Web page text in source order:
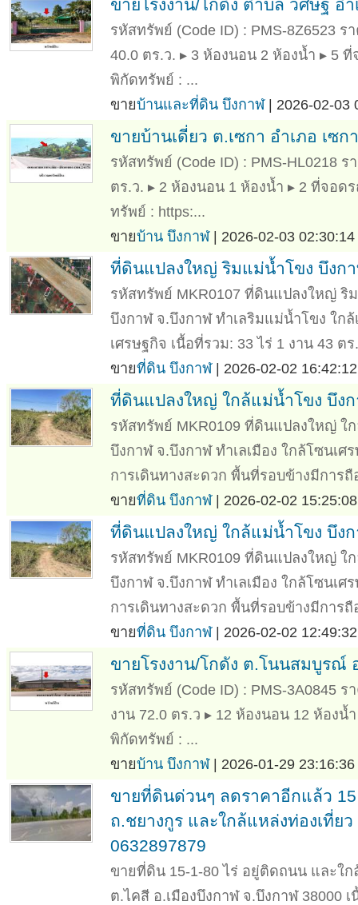
ขายโรงงาน/โกดัง ตำบล วิศิษฐ์ อ
รหัสทรัพย์ (Code ID) : PMS-8Z6523 ร
40.0 ตร.ว. ▸ 3 ห้องนอน 2 ห้องน้ำ ▸ 5
พิกัดทรัพย์ : ...
ขายบ้านและที่ดิน บึงกาฬ| 2026-02-03
ขายบ้านเดี่ยว ต.เซกา อำเภอ เซก
รหัสทรัพย์ (Code ID) : PMS-HL0218 ร
ตร.ว. ▸ 2 ห้องนอน 1 ห้องน้ำ ▸ 2 ที่จอ
ทรัพย์ : https:...
ขายบ้าน บึงกาฬ| 2026-02-03
ที่ดินแปลงใหญ่ ริมแม่น้ำโขง บึงก
รหัสทรัพย์ MKR0107 ที่ดินแปลงใหญ่ ริ
บึงกาฬ จ.บึงกาฬ ทำเลริมแม่น้ำโขง ใก
เศรษฐกิจ เนื้อที่รวม: 33 ไร่ 1 งาน 43 ต
ขายที่ดิน บึงกาฬ| 2026-02-02
ที่ดินแปลงใหญ่ ใกล้แม่น้ำโขง บึง
รหัสทรัพย์ MKR0109 ที่ดินแปลงใหญ่ ใ
บึงกาฬ จ.บึงกาฬ ทำเลเมือง ใกล้โซนเ
การเดินทางสะดวก พื้นที่รอบข้างมีการ
ขายที่ดิน บึงกาฬ| 2026-02-02
ที่ดินแปลงใหญ่ ใกล้แม่น้ำโขง บึง
รหัสทรัพย์ MKR0109 ที่ดินแปลงใหญ่ ใ
บึงกาฬ จ.บึงกาฬ ทำเลเมือง ใกล้โซนเ
การเดินทางสะดวก พื้นที่รอบข้างมีการ
ขายที่ดิน บึงกาฬ| 2026-02-02
ขายโรงงาน/โกดัง ต.โนนสมบูรณ์
รหัสทรัพย์ (Code ID) : PMS-3A0845 ร
งาน 72.0 ตร.ว ▸ 12 ห้องนอน 12 ห้อง
พิกัดทรัพย์ : ...
ขายบ้าน บึงกาฬ| 2026-01-29
ขายที่ดินด่วนๆ ลดราคาอีกแล้ว
ถ.ชยางกูร และใกล้แหล่งท่องเที่ย
0632897879
ขายที่ดิน 15-1-80 ไร่ อยู่ติดถนน และใ
ต.ไคสี อ.เมืองบึงกาฬ จ.บึงกาฬ 38000